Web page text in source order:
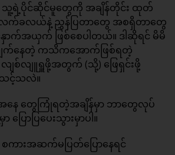
ရဲ့ပိုင်ဆိုင်မူတွေကို အချိန်တိုင်း ထုတ်
၊ လက်ခလယ်နဲ့ ညွှန်ပြတာတွေ အစရှိတာတွေ
အယှက် ဖြစ်စေပါတယ်။ ဒါဆိုရင် မိမိ
ပျက်နေတဲ့ ကသိကအောက်ဖြစ်ရတဲ့
ျစ်လျူရှူဖို့အတွက် (သို့) ဖြေရှင်းဖို့
င့်သလဲ။
နေ တွေကြုံရတဲ့အချိန်မှာ ဘာတွေလုပ်
ောပြပေးသွားမှာပါ။
ားအဆက်မပြတ်ပြောနေရင်